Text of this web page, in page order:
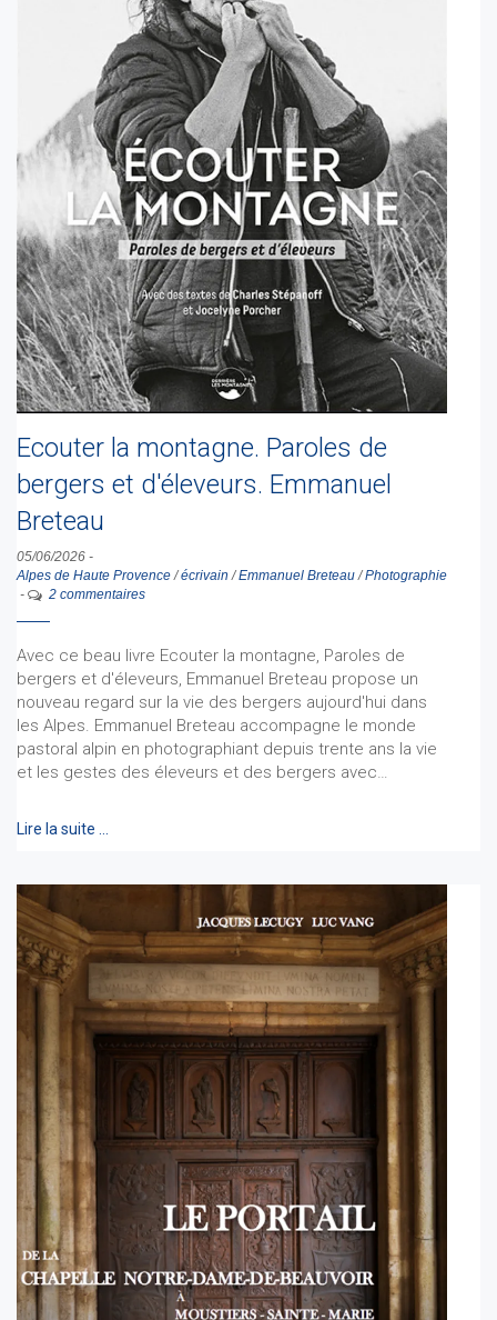
Ecouter la montagne. Paroles de
bergers et d'éleveurs. Emmanuel
Breteau
05/06/2026 -
Alpes de Haute Provence/écrivain /Emmanuel Breteau/Photographie
-
2 commentaires
Avec ce beau livre Ecouter la montagne, Paroles de
bergers et d'éleveurs, Emmanuel Breteau propose un
nouveau regard sur la vie des bergers aujourd'hui dans
les Alpes. Emmanuel Breteau accompagne le monde
pastoral alpin en photographiant depuis trente ans la vie
et les gestes des éleveurs et des bergers avec…
Lire la suite …